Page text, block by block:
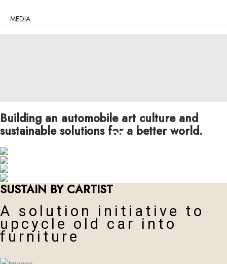
MEDIA
Building an automobile art culture and
sustainable solutions for a better world.
ART
SUSTAIN BY CARTIST
A solution initiative to
upcycle old car into
furniture